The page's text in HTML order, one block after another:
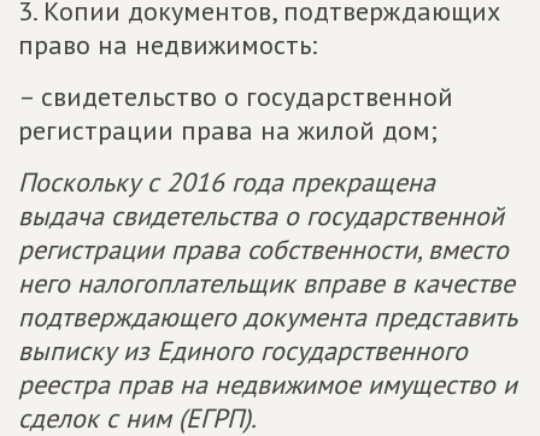
3. Копии документов, подтверждающих
право на недвижимость:
– свидетельство о государственной
регистрации права на жилой дом;
Поскольку с 2016 года прекращена
выдача свидетельства о государственной
регистрации права собственности, вместо
него налогоплательщик вправе в качестве
подтверждающего документа представить
выписку из Единого государственного
реестра прав на недвижимое имущество и
сделок с ним (ЕГРП).